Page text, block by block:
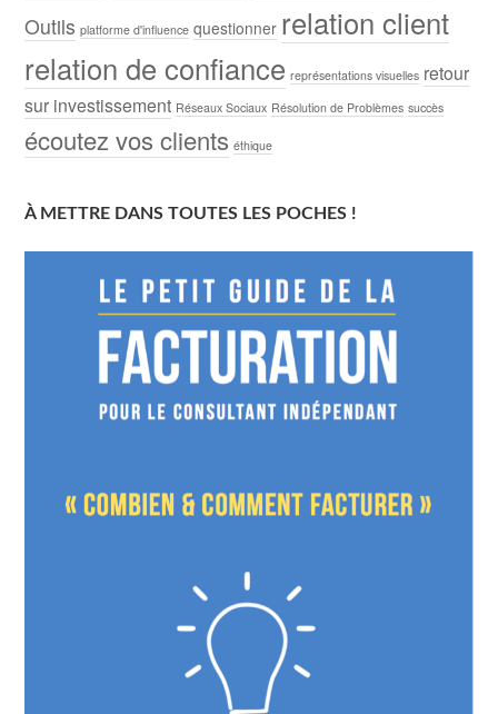
Outils platforme d'influence questionner relation client
relation de confiance représentations visuelles retour
sur investissement Réseaux Sociaux Résolution de Problèmes succès
écoutez vos clients éthique
À METTRE DANS TOUTES LES POCHES !